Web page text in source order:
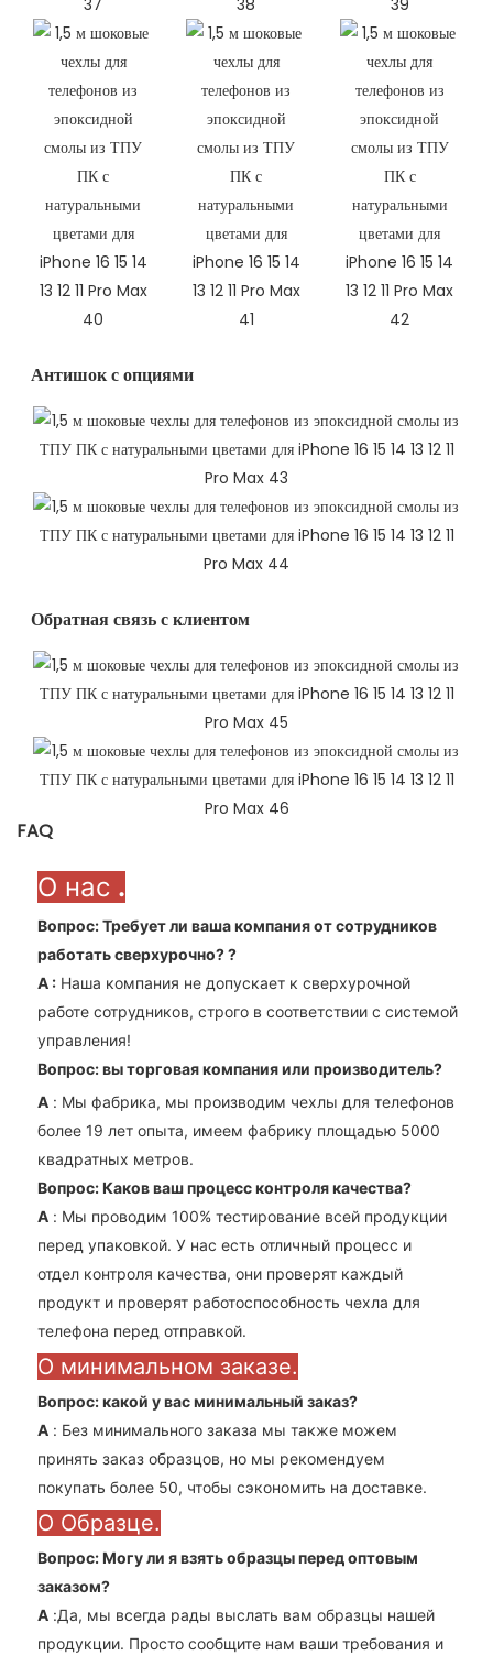
Антишок с опциями
Обратная связь с клиентом​
FAQ
О нас .
Вопрос: Требует ли ваша компания от сотрудников
работать сверхурочно??
A : Наша компания не допускает к сверхурочной
работе сотрудников, строго в соответствии с системой
управления!
Вопрос: вы торговая компания или производитель?
A : Мы фабрика, мы производим чехлы для телефонов
более 19 лет опыта, имеем фабрику площадью 5000
квадратных метров.
Вопрос: Каков ваш процесс контроля качества?
A : Мы проводим 100% тестирование всей продукции
перед упаковкой. У нас есть отличный процесс и
отдел контроля качества, они проверят каждый
продукт и проверят работоспособность чехла для
телефона перед отправкой.
О минимальном заказе.
Вопрос: какой у вас минимальный заказ?
A : Без минимального заказа мы также можем
принять заказ образцов, но мы рекомендуем
покупать более 50, чтобы сэкономить на доставке.
О Образце.
Вопрос: Могу ли я взять образцы перед оптовым
заказом?
A :Да, мы всегда рады выслать вам образцы нашей
продукции. Просто сообщите нам ваши требования и